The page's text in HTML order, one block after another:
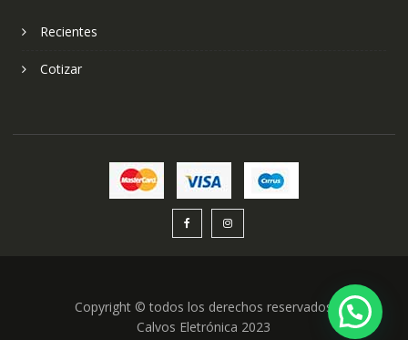
Recientes
Cotizar
Copyright © todos los derechos reservados
Calvos Eletrónica 2023